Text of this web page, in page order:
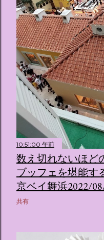
10:51:00 午前
数え切れないほど
ブッフェを堪能す
京ベイ舞浜2022/
共有